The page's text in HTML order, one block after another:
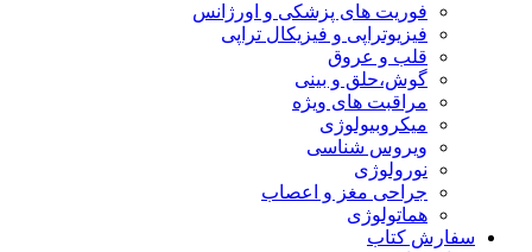
فوریت های پزشکی و اورژانس
فیزیوتراپی و فیزیکال تراپی
قلب و عروق
گوش،حلق و بینی
مراقبت های ویژه
میکروبیولوژی
ویروس شناسی
نورولوژی
جراحی مغز و اعصاب
هماتولوژی
سفارش کتاب